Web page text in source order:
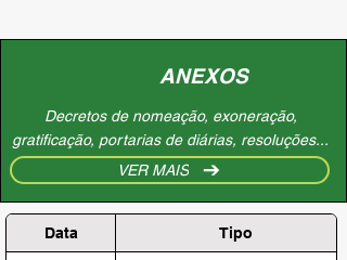
ANEXOS
Decretos de nomeação, exoneração,
gratificação, portarias de diárias, resoluções...
VER MAIS
Data Tipo